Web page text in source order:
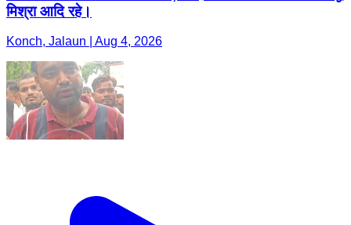
मिश्रा आदि रहे।
Konch, Jalaun | Aug 4, 2026